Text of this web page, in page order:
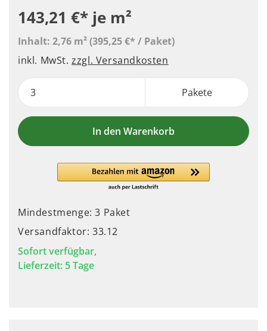
143,21 €* je m²
Inhalt: 2,76 m²(395,25 €* / Paket)
inkl. MwSt.zzgl. Versandkosten
Pakete
In den Warenkorb
Mindestmenge: 3 Paket
Versandfaktor: 33.12
Sofort verfügbar,
Lieferzeit: 5 Tage